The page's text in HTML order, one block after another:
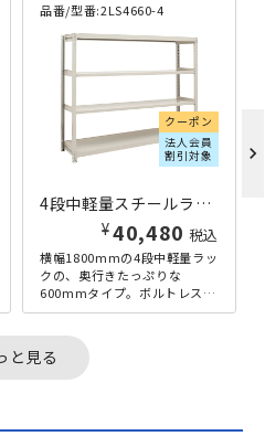
品番/型番:2LS4660-4
クーポン
法人会員
割引対象
4段中軽量スチールラック H1200×W1800×D600 アイボリー
¥40,480 税込
横幅1800mmの4段中軽量ラッ
クの、奥行きたっぷりな
600mmタイプ。ボルトレスで
組み立てられる手軽さと、多
chevron_right
と見る